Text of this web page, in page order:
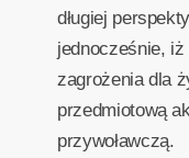
długiej
jednocześnie,
zagrożenia dla
przedmiotową
przywoławczą.